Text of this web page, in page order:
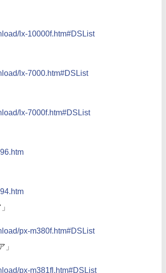
lx-10000f.htm#DSList
lx-7000.htm#DSList
lx-7000f.htm#DSList
px-m380f.htm#DSList
」
px-m381fl.htm#DSList